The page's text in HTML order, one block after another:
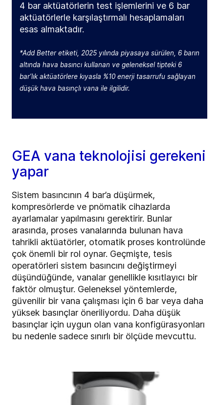
4 bar aktüatörlerin test işlemlerini ve 6 bar
aktüatörlerle karşılaştırmalı hesaplamaları
esas almaktadır.
*Add Better etiketi, 2025 yılında piyasaya sürülen, 6 barın
altında hava basıncı kullanan ve geleneksel tipteki 6
bar’lık aktüatörlere kıyasla %10 enerji tasarrufu sağlayan
düşük hava basınçlı vana ile ilgilidir.
GEA vana teknolojisi gerekeni
yapar
Sistem basıncının 4 bar’a düşürmek,
kompresörlerde ve pnömatik cihazlarda
ayarlamalar yapılmasını gerektirir. Bunlar
arasında, proses vanalarında bulunan hava
tahrikli aktüatörler, otomatik proses kontrolünde
çok önemli bir rol oynar. Geçmişte, tesis
operatörleri sistem basıncını değiştirmeyi
düşündüğünde, vanalar genellikle kısıtlayıcı bir
faktör olmuştur. Geleneksel yöntemlerde,
güvenilir bir vana çalışması için 6 bar veya daha
yüksek basınçlar öneriliyordu. Daha düşük
basınçlar için uygun olan vana konfigürasyonları
bu nedenle sadece sınırlı bir ölçüde mevcuttu.